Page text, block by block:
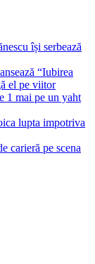
își serbează
“Iubirea
el pe viitor
1 mai pe un yaht
lupta impotriva
carieră pe scena